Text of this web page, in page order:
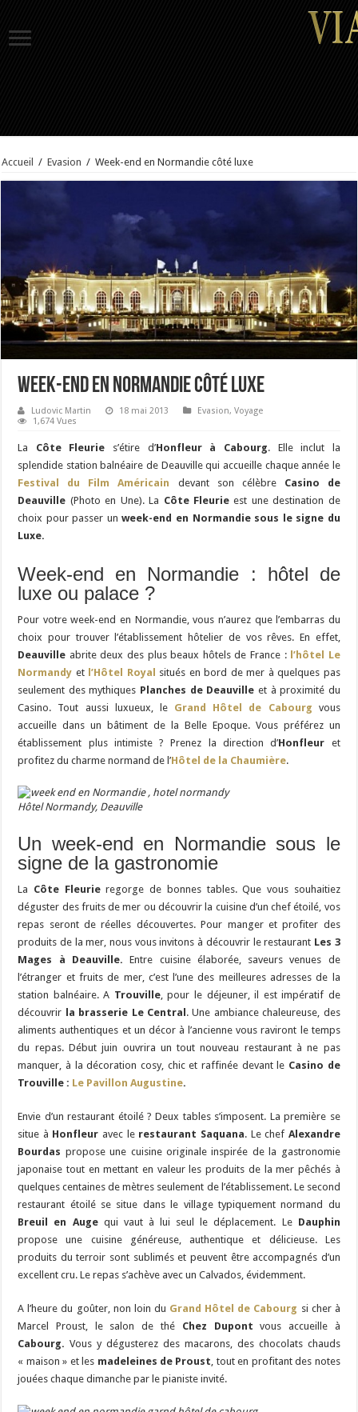
Accueil / Evasion / Week-end en Normandie côté luxe
Week-end en Normandie côté luxe
Ludovic Martin 18 mai 2013 Evasion,Voyage
1,674 Vues
La Côte Fleurie s’étire d’Honfleur à Cabourg. Elle inclut la
splendide station balnéaire de Deauville qui accueille chaque année le
Festival du Film Américain
devant son célèbre Casino de
Deauville (Photo en Une). La Côte Fleurieest une destination de
choix pour passer unweek-end en Normandie sous le signe du
Luxe.
Week-end en Normandie : hôtel de
luxe ou palace ?
Pour votre week-end en Normandie, vous n’aurez que l’embarras du
choix pour trouver l’établissement hôtelier de vos rêves. En effet,
Deauville abrite deux des plus beaux hôtels de France : l’hôtel Le
Normandy et l’Hôtel Royal
situés en bord de mer à quelques pas
seulement des mythiques Planches de Deauville et à proximité du
Casino. Tout aussi luxueux, le Grand Hôtel de Cabourg vous
accueille dans un bâtiment de la Belle Epoque. Vous préférez un
établissement plus intimiste ? Prenez la direction d’Honfleur et
profitez du charme normand de l’Hôtel de la Chaumière.
Hôtel Normandy, Deauville
Un week-end en Normandie sous le
signe de la gastronomie
La Côte Fleurieregorge de bonnes tables. Que vous souhaitiez
déguster des fruits de mer ou découvrir la cuisine d’un chef étoilé, vos
repas seront de réelles découvertes. Pour manger et profiter des
produits de la mer, nous vous invitons à découvrir le restaurant Les 3
Mages à Deauville. Entre cuisine élaborée, saveurs venues de
l’étranger et fruits de mer, c’est l’une des meilleures adresses de la
station balnéaire. A Trouville, pour le déjeuner, il est impératif de
découvrir
la brasserie Le Central . Une ambiance chaleureuse, des
aliments authentiques et un décor à l’ancienne vous raviront le temps
du repas. Début juin ouvrira un tout nouveau restaurant à ne pas
manquer, à la décoration cosy, chic et raffinée devant le Casino de
Trouville : Le Pavillon Augustine.
Envie d’un restaurant étoilé ? Deux tables s’imposent. La première se
situe à Honfleur avec lerestaurant Saquana. Le chef Alexandre
Bourdas propose une cuisine originale inspirée de la gastronomie
japonaise tout en mettant en valeur les produits de la mer pêchés à
quelques centaines de mètres seulement de l’établissement. Le second
restaurant étoilé se situe dans le village typiquement normand du
Breuil en Augequi vaut à lui seul le déplacement. Le Dauphin
propose une cuisine généreuse, authentique et délicieuse. Les
produits du terroir sont sublimés et peuvent être accompagnés d’un
excellent cru. Le repas s’achève avec un Calvados, évidemment.
A l’heure du goûter, non loin du Grand Hôtel de Cabourg si cher à
Marcel Proust, le salon de thé Chez Dupont vous accueille à
Cabourg. Vous y dégusterez des macarons, des chocolats chauds
« maison » et les madeleines de Proust, tout en profitant des notes
jouées chaque dimanche par le pianiste invité.